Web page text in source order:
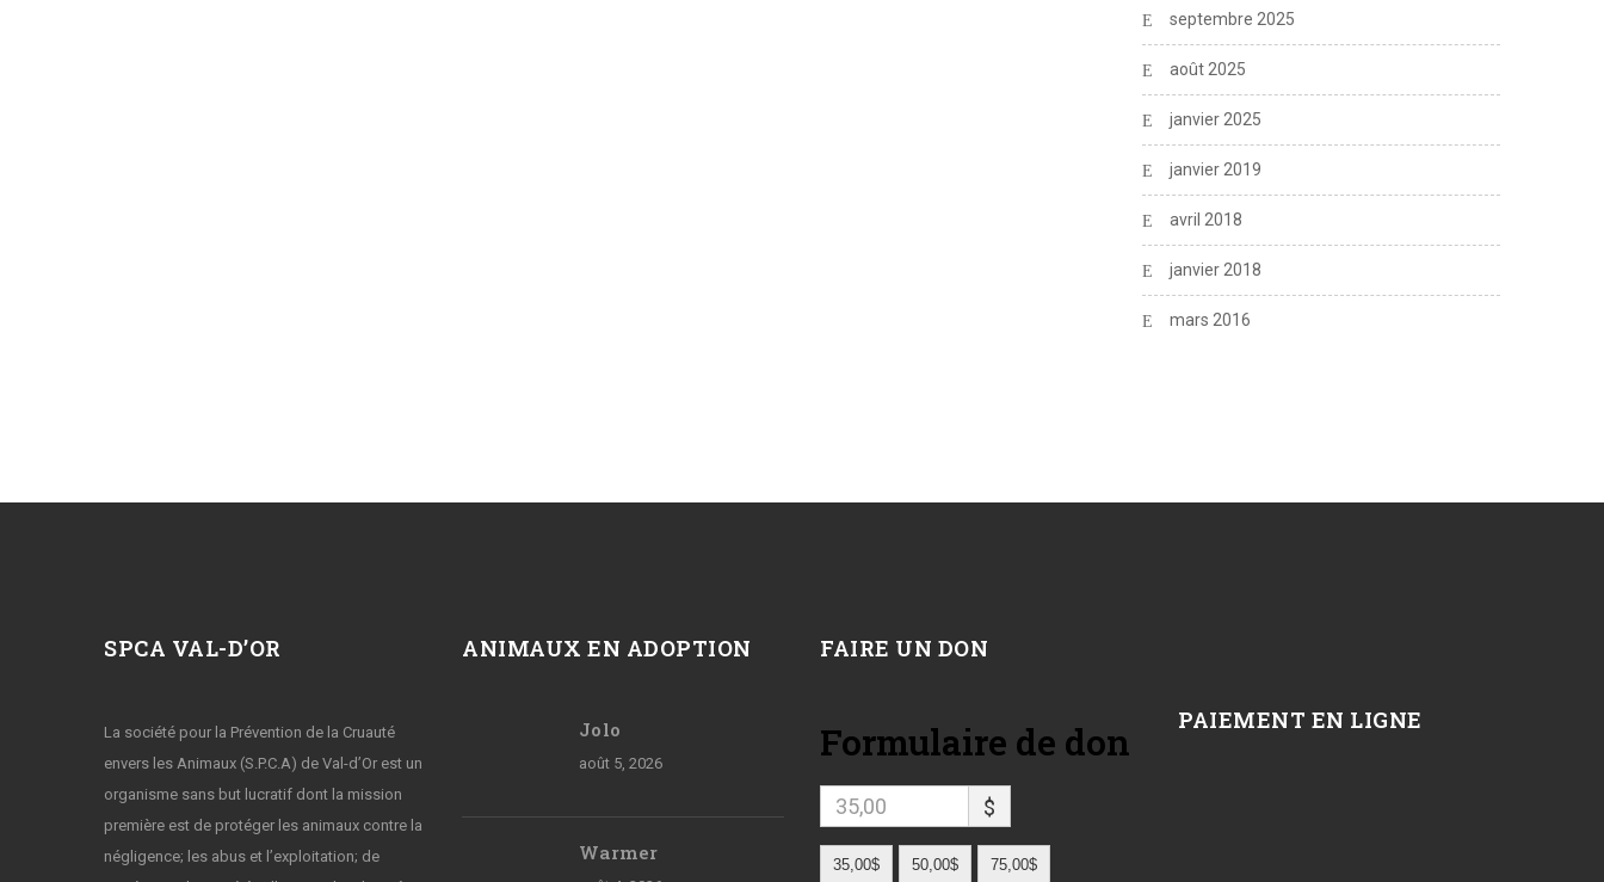
septembre 2025
août 2025
janvier 2025
janvier 2019
avril 2018
janvier 2018
mars 2016
SPCA VAL-D’OR
La société pour la Prévention de la Cruauté
envers les Animaux (S.P.C.A) de Val-d’Or est un
organisme sans but lucratif dont la mission
première est de protéger les animaux contre la
négligence; les abus et l’exploitation; de
ANIMAUX EN ADOPTION
Jolo
août 5, 2026
Warmer
FAIRE UN DON
Formulaire de don
$
35,00$ 50,00$ 75,00$
PAIEMENT EN LIGNE